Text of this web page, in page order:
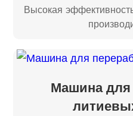
Высокая
Машина для